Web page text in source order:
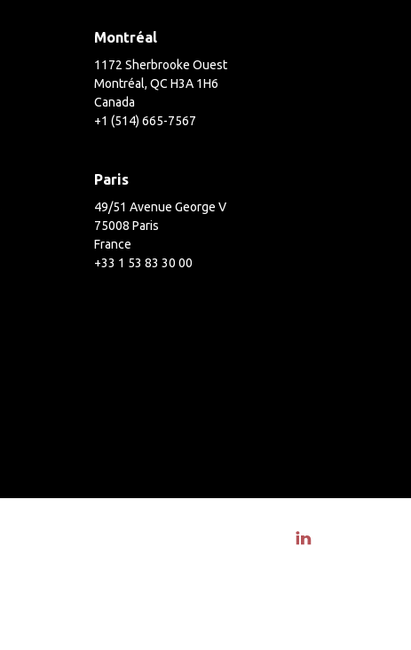
Montréal
1172 Sherbrooke Ouest
Montréal, QC H3A 1H6
Canada
+1 (514) 665-7567
Paris
49/51 Avenue George V
75008 Paris
France
+33 1 53 83 30 00